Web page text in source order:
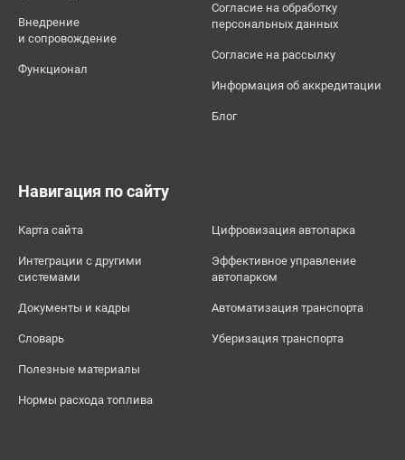
Внедрение
и сопровождение
Функционал
Согласие на обработку
персональных данных
Согласие на рассылку
Информация об аккредитации
Блог
Навигация по сайту
Карта сайта
Интеграции с другими
системами
Документы и кадры
Словарь
Полезные материалы
Нормы расхода топлива
Цифровизация автопарка
Эффективное управление
автопарком
Автоматизация транспорта
Уберизация транспорта